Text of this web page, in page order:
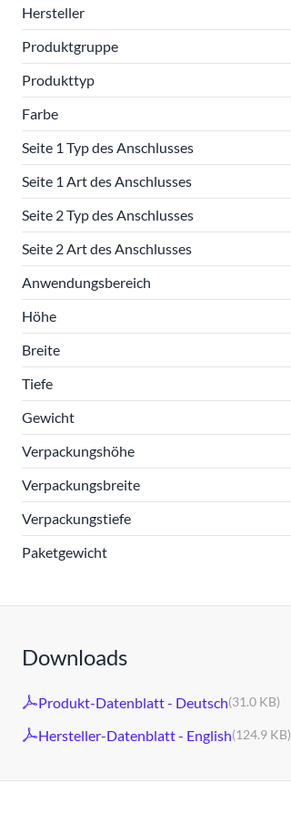
Hersteller
Produktgruppe
Produkttyp
Farbe
Seite 1 Typ des Anschlusses
Seite 1 Art des Anschlusses
Seite 2 Typ des Anschlusses
Seite 2 Art des Anschlusses
Anwendungsbereich
Höhe
Breite
Tiefe
Gewicht
Verpackungshöhe
Verpackungsbreite
Verpackungstiefe
Paketgewicht
Downloads
Produkt-Datenblatt - Deutsch(31.0 KB)
Hersteller-Datenblatt - English(124.9 KB)